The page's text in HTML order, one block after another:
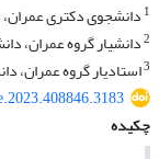
1دانشجوی دکتری عمران،
2دانشیار گروه عمران،
3استادیار گروه عمران،
چکیده